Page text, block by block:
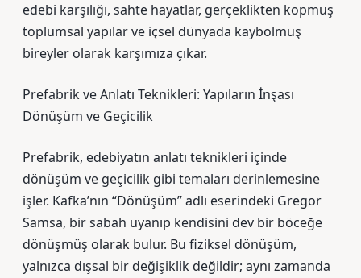
edebi karşılığı, sahte hayatlar, gerçeklikten kopmuş
toplumsal yapılar ve içsel dünyada kaybolmuş
bireyler olarak karşımıza çıkar.
Prefabrik ve Anlatı Teknikleri: Yapıların İnşası
Dönüşüm ve Geçicilik
Prefabrik, edebiyatın anlatı teknikleri içinde
dönüşüm ve geçicilik gibi temaları derinlemesine
işler. Kafka’nın “Dönüşüm” adlı eserindeki Gregor
Samsa, bir sabah uyanıp kendisini dev bir böceğe
dönüşmüş olarak bulur. Bu fiziksel dönüşüm,
yalnızca dışsal bir değişiklik değildir; aynı zamanda